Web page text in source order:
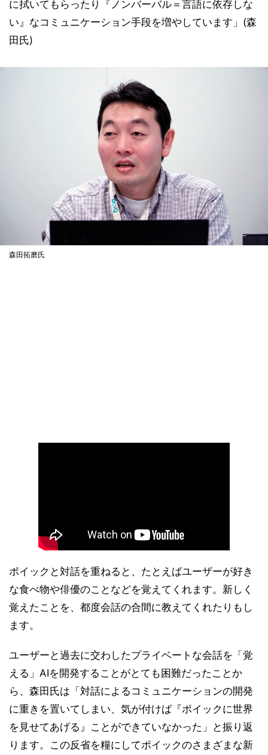
に拭いてもらったり『ノンバーバル＝言語に依存しな
い』なコミュニケーション手段を増やしています」(森
田氏)
森田拓磨氏
ポイックと対話を重ねると、たとえばユーザーが好き
な食べ物や俳優のことなどを覚えてくれます。新しく
覚えたことを、都度会話の合間に教えてくれたりもし
ます。
ユーザーと過去に交わしたプライベートな会話を「覚
える」AIを開発することがとても困難だったことか
ら、森田氏は「対話によるコミュニケーションの開発
に重きを置いてしまい、気が付けば『ポイックに世界
を見せてあげる』ことができていなかった」と振り返
ります。この反省を糧にしてポイックのさまざまな新